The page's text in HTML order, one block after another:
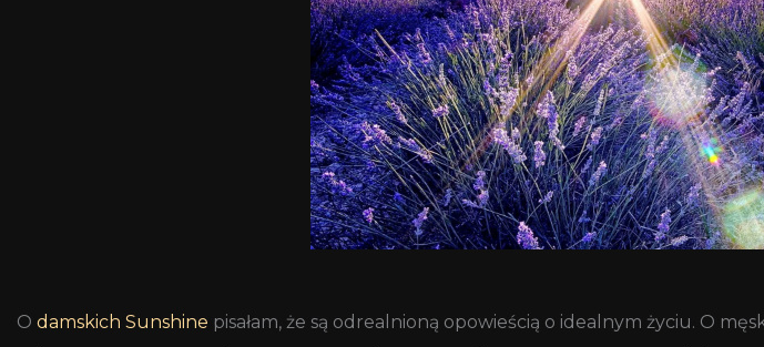
O damskich Sunshine pisałam, że są odrealnioną opowieścią o idealnym życiu. O